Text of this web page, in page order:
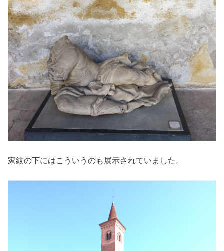
家紋の下にはこういうのも展示されていました。